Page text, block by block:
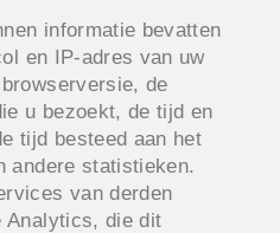
informatie bevatten
en IP-adres van uw
de
u bezoekt, de tijd en
tijd besteed aan het
andere statistieken.
van derden
Analytics, die dit